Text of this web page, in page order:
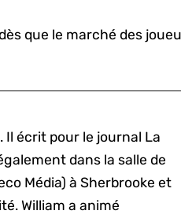
que le marché des
Il écrit pour le journal La
dans la salle de
Média) à Sherbrooke et
William a animé